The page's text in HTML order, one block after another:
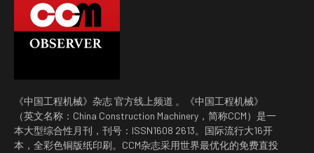
《中国工程机械》杂志 官方线上频道 。《中国工程机械》
（英文名称：China Construction Machinery，简称CCM）是一
本大型综合性月刊，刊号：ISSN1608 2613。国际流行大16开
本，全彩色铜版纸印刷。CCM杂志采用世界最优化的免费直投